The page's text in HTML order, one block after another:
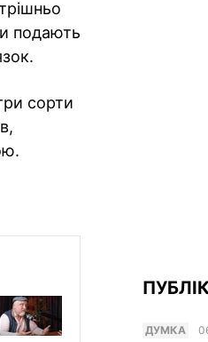
подають
сорти
ДУМКА